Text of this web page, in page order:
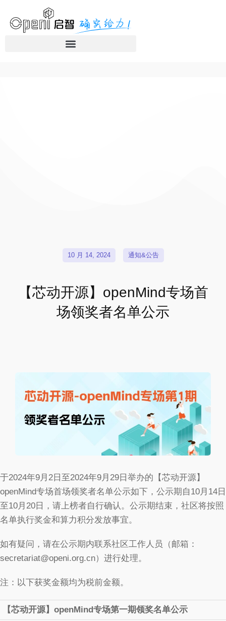
10 月 14, 2024 通知&公告
【芯动开源】openMind专场首
场领奖者名单公示
于2024年9月2日至2024年9月29日举办的【芯动开源】
openMind专场首场领奖者名单公示如下，公示期自10月14日
至10月20日，请上榜者自行确认。公示期结束，社区将按照
名单执行奖金和算力积分发放事宜。
如有疑问，请在公示期内联系社区工作人员（邮箱：
secretariat@openi.org.cn）进行处理。
注：以下获奖金额均为税前金额。
【芯动开源】openMind专场第一期领奖名单公示